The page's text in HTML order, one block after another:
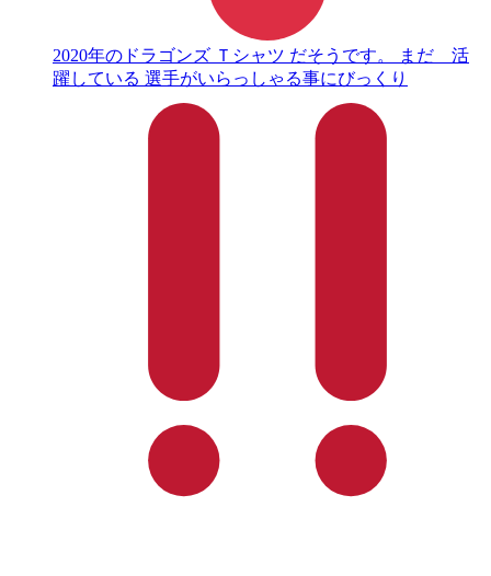
2020年のドラゴンズ Ｔシャツ だそうです。 まだ 活
躍している 選手がいらっしゃる事にびっくり